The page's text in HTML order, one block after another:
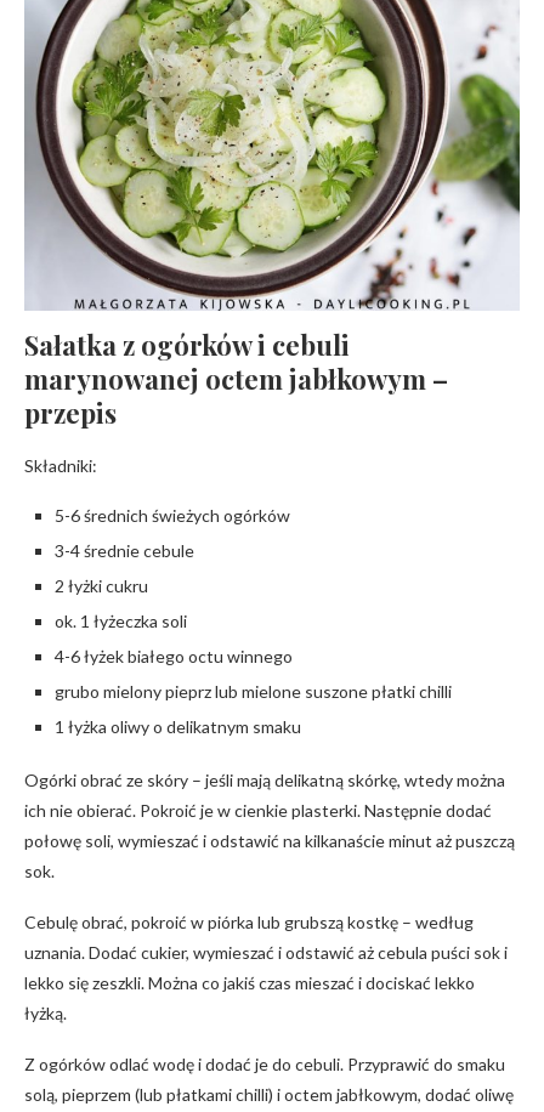
Sałatka z ogórków i cebuli
marynowanej octem jabłkowym –
przepis
Składniki:
5-6 średnich świeżych ogórków
3-4 średnie cebule
2 łyżki cukru
ok. 1 łyżeczka soli
4-6 łyżek białego octu winnego
grubo mielony pieprz lub mielone suszone płatki chilli
1 łyżka oliwy o delikatnym smaku
Ogórki obrać ze skóry – jeśli mają delikatną skórkę, wtedy można
ich nie obierać. Pokroić je w cienkie plasterki. Następnie dodać
połowę soli, wymieszać i odstawić na kilkanaście minut aż puszczą
sok.
Cebulę obrać, pokroić w piórka lub grubszą kostkę – według
uznania. Dodać cukier, wymieszać i odstawić aż cebula puści sok i
lekko się zeszkli. Można co jakiś czas mieszać i dociskać lekko
łyżką.
Z ogórków odlać wodę i dodać je do cebuli. Przyprawić do smaku
solą, pieprzem (lub płatkami chilli) i octem jabłkowym, dodać oliwę